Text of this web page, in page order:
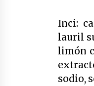
Inci:
lauril
limón
sodio,